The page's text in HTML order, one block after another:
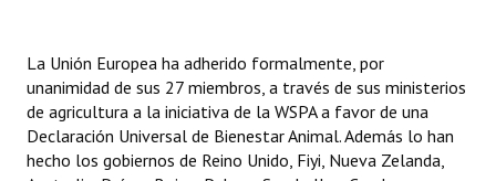
La Unión Europea ha adherido formalmente, por
unanimidad de sus 27 miembros, a través de sus ministerios
de agricultura a la iniciativa de la WSPA a favor de una
Declaración Universal de Bienestar Animal. Además lo han
hecho los gobiernos de Reino Unido, Fiyi, Nueva Zelanda,